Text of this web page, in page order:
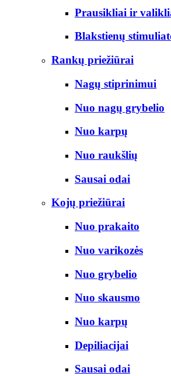
Prausikliai ir
Blakstienų
Rankų priežiūrai
Nagų stiprinimui
Nuo nagų grybelio
Nuo karpų
Nuo raukšlių
Sausai odai
Kojų priežiūrai
Nuo prakaito
Nuo varikozės
Nuo grybelio
Nuo skausmo
Nuo karpų
Depiliacijai
Sausai odai